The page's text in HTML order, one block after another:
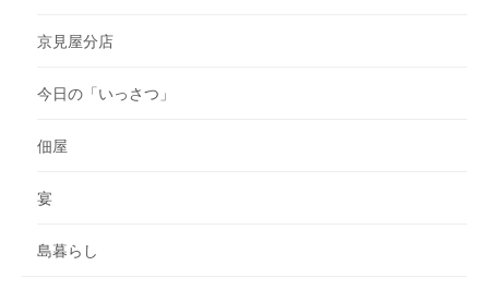
京見屋分店
今日の「いっさつ」
佃屋
宴
島暮らし